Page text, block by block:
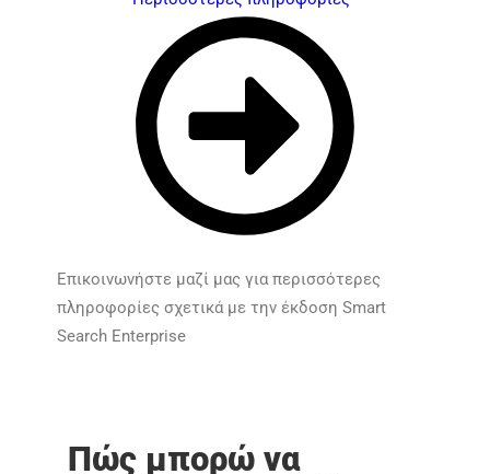
Επικοινωνήστε μαζί μας για περισσότερες
πληροφορίες σχετικά με την έκδοση Smart
Search Enterprise​
Πώς μπορώ να